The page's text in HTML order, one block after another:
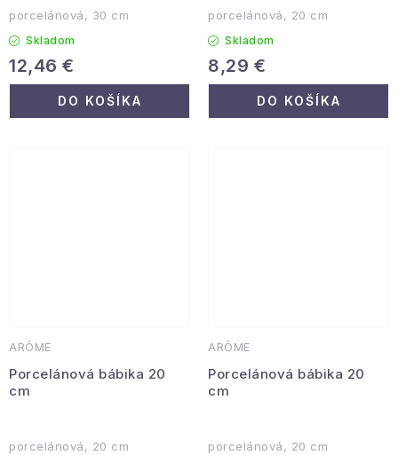
porcelánová, 30 cm
Skladom
12,46 €
DO KOŠÍKA
porcelánová, 20 cm
Skladom
8,29 €
DO KOŠÍKA
ARÔME
Porcelánová bábika 20
cm
porcelánová, 20 cm
ARÔME
Porcelánová bábika 20
cm
porcelánová, 20 cm